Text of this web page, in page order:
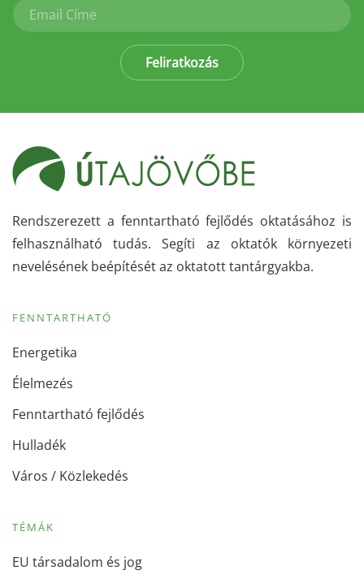
Feliratkozás
Rendszerezett a fenntartható fejlődés oktatásához is
felhasználható tudás. Segíti az oktatók környezeti
nevelésének beépítését az oktatott tantárgyakba.
FENNTARTHATÓ
Energetika
Élelmezés
Fenntartható fejlődés
Hulladék
Város / Közlekedés
TÉMÁK
EU társadalom és jog